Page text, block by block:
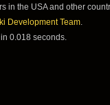
in the USA and other
Development Team
in 0.018 seconds.